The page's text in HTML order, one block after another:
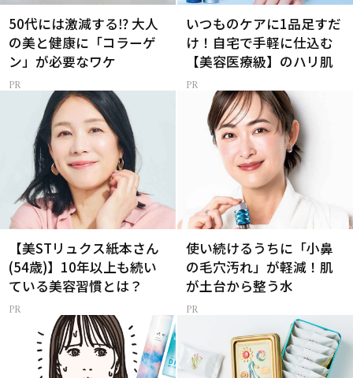
50代には激減する⁉ 大人
の美と健康に「コラーゲ
ン」が必要なワケ
いつものケアに1品足すだ
け！自宅で手軽に仕込む
【美容医療級】のハリ肌
【美STリュクス紙本さん
(54歳)】10年以上も続い
ている美容習慣とは？
使い続けるうちに「小鼻
の毛穴汚れ」が軽減！肌
が土台から整う水